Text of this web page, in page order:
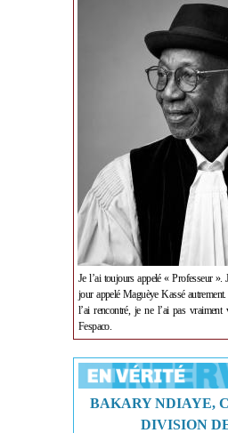
Je l’ai toujours appelé « Professeur
jour appelé Maguèye Kassé
l’ai rencontré, je ne l’ai pas vraiment
Fespaco.
BAKARY NDIAYE,
DIVISION